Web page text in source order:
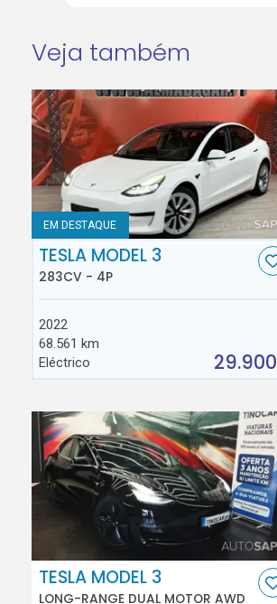
Veja também
EM DESTAQUE
TESLA MODEL 3
283CV - 4P
2022
68.561 km
Eléctrico
29.900
TESLA MODEL 3
LONG-RANGE DUAL MOTOR AWD